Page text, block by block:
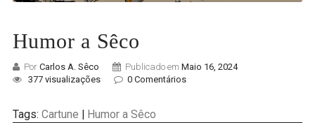
Humor a Sêco
Por Carlos A. Sêco Publicado em Maio 16, 2024
377 visualizações
0 Comentários
Tags: Cartune Humor a Sêco